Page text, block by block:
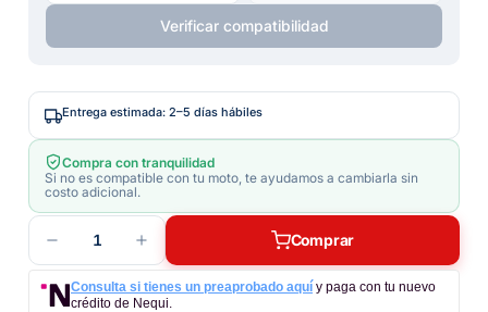
Verificar compatibilidad
Entrega estimada: 2–5 días hábiles
Compra con tranquilidad
Si no es compatible con tu moto, te ayudamos a cambiarla sin
costo adicional.
1 Comprar
Consulta si tienes un preaprobado aquí y paga con tu nuevo
crédito de Nequi.